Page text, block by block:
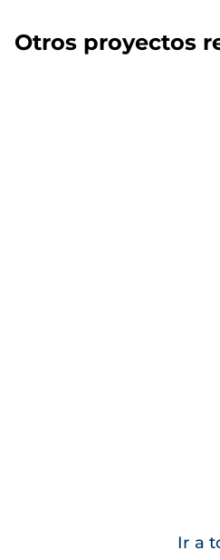
Otros proyectos
Ir a